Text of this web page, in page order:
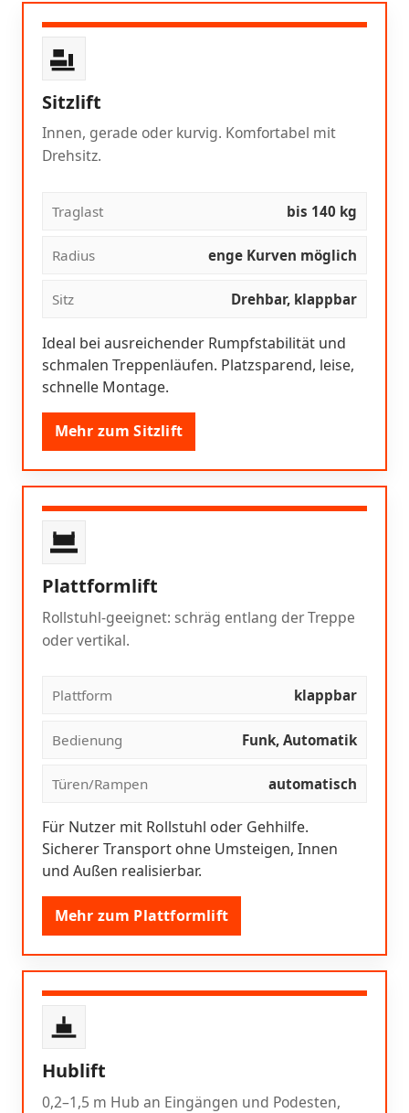
Sitzlift
Innen, gerade oder kurvig. Komfortabel mit
Drehsitz.
Traglast bis 140 kg
Radius enge Kurven möglich
Sitz Drehbar, klappbar
Ideal bei ausreichender Rumpfstabilität und
schmalen Treppenläufen. Platzsparend, leise,
schnelle Montage.
Mehr zum Sitzlift
Plattformlift
Rollstuhl-geeignet: schräg entlang der Treppe
oder vertikal.
Plattform klappbar
Bedienung Funk, Automatik
Türen/Rampen automatisch
Für Nutzer mit Rollstuhl oder Gehhilfe.
Sicherer Transport ohne Umsteigen, Innen
und Außen realisierbar.
Mehr zum Plattformlift
Hublift
0,2–1,5 m Hub an Eingängen und Podesten,